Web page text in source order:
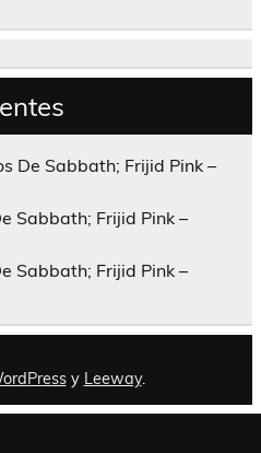
De Sabbath; Frijid Pink –
Sabbath; Frijid Pink –
Sabbath; Frijid Pink –
y Leeway.